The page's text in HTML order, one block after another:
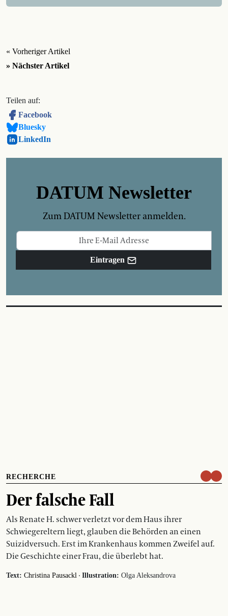
« Vorheriger Artikel
» Nächster Artikel
Teilen auf:
Facebook
Bluesky
LinkedIn
DATUM Newsletter
Zum DATUM Newsletter anmelden.
Eintragen
RECHERCHE
Der falsche Fall
Als Renate H. schwer verletzt vor dem Haus ihrer
Schwiegereltern liegt, glauben die Behörden an einen
Suizidversuch. Erst im Krankenhaus kommen Zweifel auf.
Die Geschichte einer Frau, die überlebt hat.
Text: Christina Pausackl · Illustration: Olga Aleksandrova